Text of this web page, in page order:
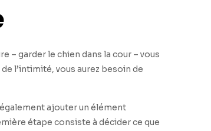
– garder le chien dans la cour – vous
l’intimité, vous aurez besoin de
ajouter un élément
étape consiste à décider ce que